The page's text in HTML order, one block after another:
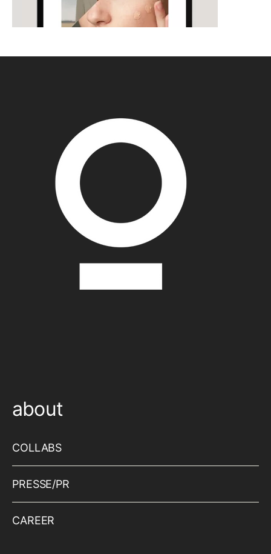
about
COLLABS
PRESSE/PR
CAREER